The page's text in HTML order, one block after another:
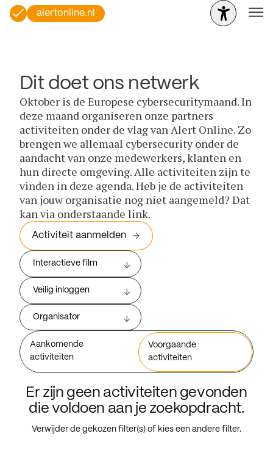
alertonline.nl
Dit doet ons netwerk
Oktober is de Europese cybersecuritymaand. In
deze maand organiseren onze partners
activiteiten onder de vlag van Alert Online. Zo
brengen we allemaal cybersecurity onder de
aandacht van onze medewerkers, klanten en
hun directe omgeving. Alle activiteiten zijn te
vinden in deze agenda. Heb je de activiteiten
van jouw organisatie nog niet aangemeld? Dat
kan via onderstaande link.
Activiteit aanmelden
Interactieve film
Veilig inloggen
Organisator
Aankomende
activiteiten
Voorgaande
activiteiten
Er zijn geen activiteiten gevonden
die voldoen aan je zoekopdracht.
Verwijder de gekozen filter(s) of kies een andere filter.